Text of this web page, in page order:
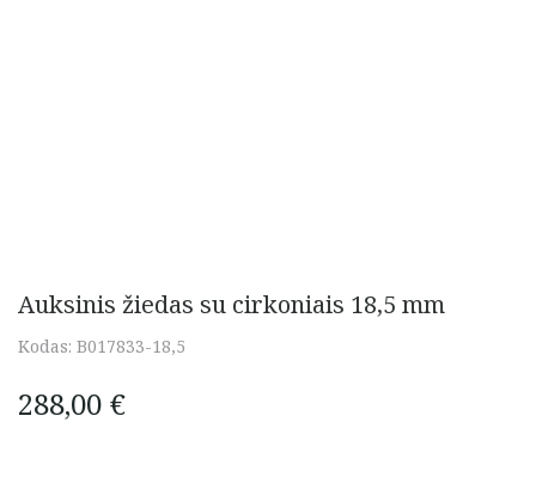
Auksinis žiedas su cirkoniais 18,5 mm
Kodas: B017833-18,5
288,00 €